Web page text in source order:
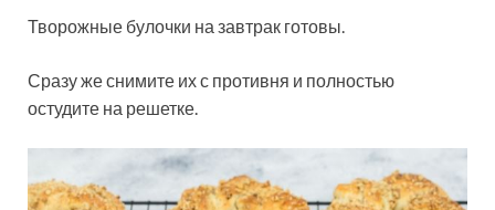
Творожные булочки на завтрак готовы.
Сразу же снимите их с противня и полностью
остудите на решетке.